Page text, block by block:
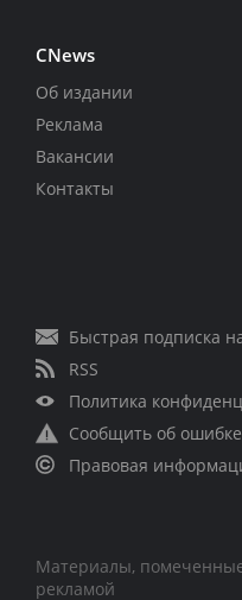
CNews
Об издании
Реклама
Вакансии
Контакты
Быстрая подписка
RSS
Политика
Сообщить об ошибке
Правовая
Материалы,
рекламой